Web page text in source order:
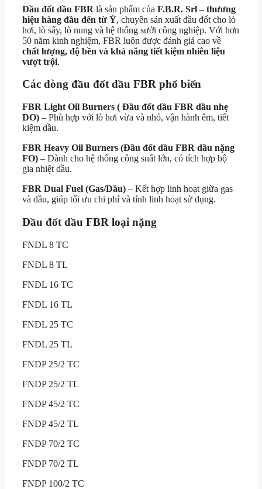
Đầu đốt dầu FBR là sản phẩm của F.B.R. Srl – thương
hiệu hàng đầu đến từ Ý, chuyên sản xuất đầu đốt cho lò
hơi, lò sấy, lò nung và hệ thống sưởi công nghiệp. Với hơn
50 năm kinh nghiệm, FBR luôn được đánh giá cao về
chất lượng, độ bền và khả năng tiết kiệm nhiên liệu
vượt trội.
Các dòng đầu đốt dầu FBR phổ biến
FBR Light Oil Burners ( Đầu đốt dầu FBR dầu nhẹ
DO) – Phù hợp với lò hơi vừa và nhỏ, vận hành êm, tiết
kiệm dầu.
FBR Heavy Oil Burners (Đầu đốt dầu FBR dầu nặng
FO) – Dành cho hệ thống công suất lớn, có tích hợp bộ
gia nhiệt dầu.
FBR Dual Fuel (Gas/Dầu) – Kết hợp linh hoạt giữa gas
và dầu, giúp tối ưu chi phí và tính linh hoạt sử dụng.
Đầu đốt dầu FBR loại nặng
FNDL 8 TC
FNDL 8 TL
FNDL 16 TC
FNDL 16 TL
FNDL 25 TC
FNDL 25 TL
FNDP 25/2 TC
FNDP 25/2 TL
FNDP 45/2 TC
FNDP 45/2 TL
FNDP 70/2 TC
FNDP 70/2 TL
FNDP 100/2 TC